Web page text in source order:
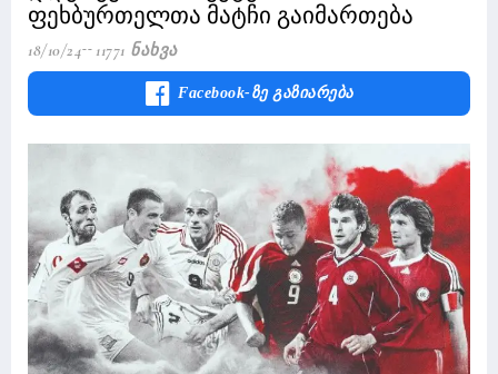
ფეხბურთელთა მატჩი გაიმართება
18/10/24 11771 Ნახვა
Facebook-Ზე Გაზიარება